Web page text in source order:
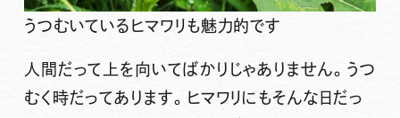
うつむいているヒマワリも魅力的です
人間だって上を向いてばかりじゃありません。うつ
むく時だってあります。ヒマワリにもそんな日だっ